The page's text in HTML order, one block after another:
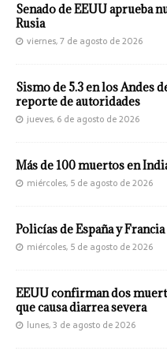
Senado de EEUU aprueba
Rusia
viernes, 7 de agosto de 2026
Sismo de 5.3 en los Andes
reporte de autoridades
jueves, 6 de agosto de 2026
Más de 100 muertos en
miércoles, 5 de agosto de 2026
Policías de España y
miércoles, 5 de agosto de 2026
EEUU confirman dos
que causa diarrea severa
lunes, 3 de agosto de 2026